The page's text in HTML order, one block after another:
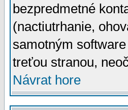
bezpredmetné
(nactiutrhanie,
samotným
treťou stranou,
Návrat hore